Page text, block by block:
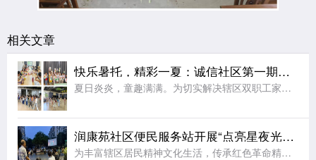
相关文章
快乐暑托，精彩一夏：诚信社区第一期暑托班圆满收官
夏日炎炎，童趣满满。为切实解决辖区双职工家庭“看护难”问题，丰富青少年暑期精神文化生活，助力未成年人健康快乐成长，2026年7月，江宁区秣陵街道诚信社区精心筹备、暖心开设第一期暑托班。经过为期一个月的
润康苑社区便民服务站开展“点亮星夜光影 赓续红色薪火”
为丰富辖区居民精神文化生活，传承红色革命精神，厚植群众爱国情怀，8月5日晚，马群街道宣传文体办联合润康苑社区党总支、新时代文明实践站、关工委、掌上云社区、妇联开展露天红色电影放映活动，为居民送上一场精